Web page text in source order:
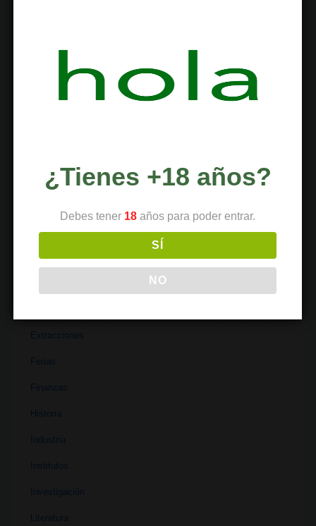
Botánica
Cultura
Dispensario
Dispositivos
Extracciones
Ferias
Finanzas
Historia
Industria
Institutos
Investigación
Literatura
¿Tienes +18 años?
Debes tener 18 años para poder entrar.
SÍ
NO